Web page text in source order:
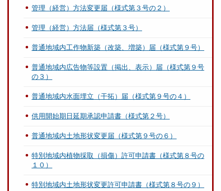
管理（経営）方法変更届（様式第３号の２）
管理（経営）方法届（様式第３号）
普通地域内工作物新築（改築、増築）届（様式第９号）
普通地域内広告物等設置（掲出、表示）届（様式第９号
の３）
普通地域内水面埋立（干拓）届（様式第９号の４）
供用開始期日延期承認申請書（様式第２号）
普通地域内土地形状変更届（様式第９号の６）
特別地域内植物採取（損傷）許可申請書（様式第８号の
１０）
特別地域内土地形状変更許可申請書（様式第８号の９）